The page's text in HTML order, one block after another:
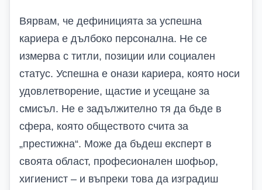
Вярвам, че дефиницията за успешна
кариера е дълбоко персонална. Не се
измерва с титли, позиции или социален
статус. Успешна е онази кариера, която носи
удовлетворение, щастие и усещане за
смисъл. Не е задължително тя да бъде в
сфера, която обществото счита за
„престижна“. Може да бъдеш експерт в
своята област, професионален шофьор,
хигиенист – и въпреки това да изградиш